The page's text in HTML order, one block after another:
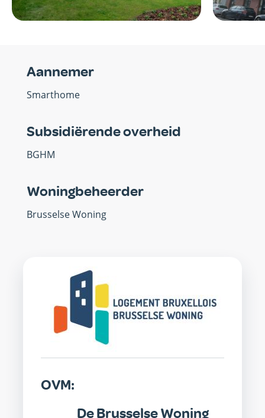
Aannemer
Smarthome
Subsidiërende overheid
BGHM
Woningbeheerder
Brusselse Woning
OVM:
De Brusselse Woning